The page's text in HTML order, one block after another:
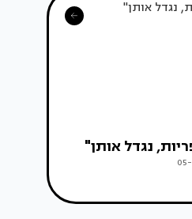
נגדל אותן"